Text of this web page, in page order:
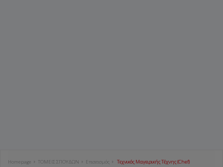
Homepage ΤΟΜΕΙΣ ΣΠΟΥΔΩΝ Επισιτισμός Τεχνικός Μαγειρικής Τέχνης (Chef)